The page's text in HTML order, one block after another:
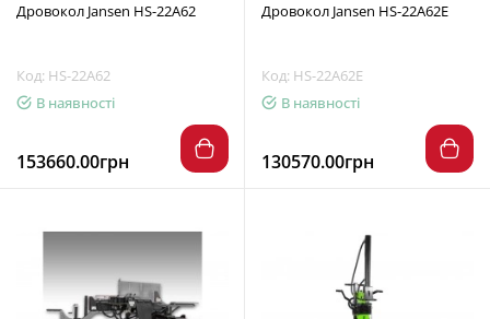
Дровокол Jansen HS-22A62
Код: HS-22A62
В наявності
153660.00грн
Дровокол Jansen HS-22A62E
Код: HS-22A62E
В наявності
130570.00грн